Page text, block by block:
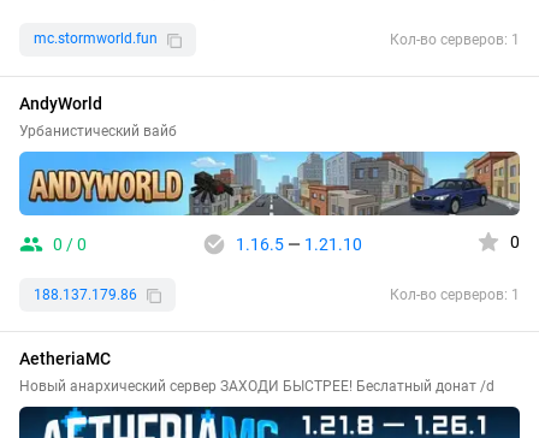
mc.stormworld.fun Кол-во серверов: 1
AndyWorld
Урбанистический вайб
0 / 0 1.16.5— 1.21.10 0
188.137.179.86 Кол-во серверов: 1
AetheriaMC
Новый анархический сервер ЗАХОДИ БЫСТРЕЕ! Беслатный донат /d